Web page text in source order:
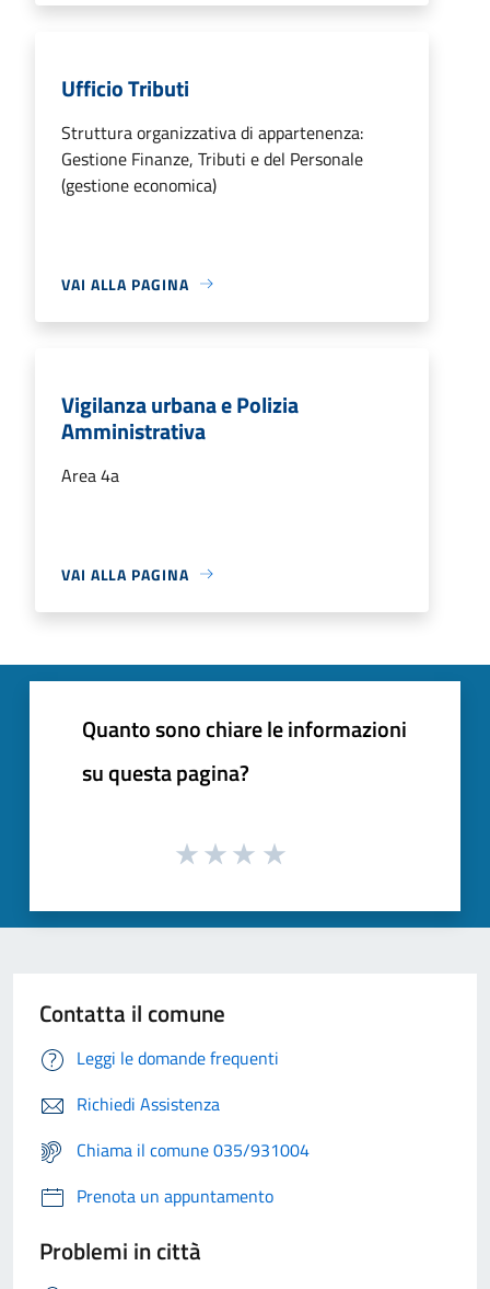
Ufficio Tributi
Struttura organizzativa di appartenenza:
Gestione Finanze, Tributi e del Personale
(gestione economica)
VAI ALLA PAGINA
Vigilanza urbana e Polizia
Amministrativa
Area 4a
VAI ALLA PAGINA
Quanto sono chiare le informazioni
su questa pagina?
Contatta il comune
Leggi le domande frequenti
Richiedi Assistenza
Chiama il comune 035/931004
Prenota un appuntamento
Problemi in città